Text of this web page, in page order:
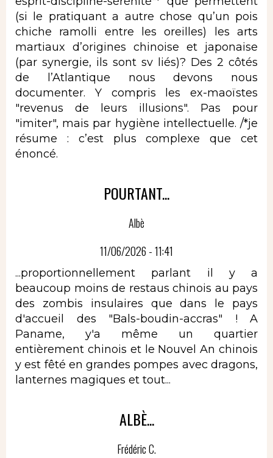
(si le pratiquant a autre chose qu’un pois
chiche ramolli entre les oreilles) les arts
martiaux d’origines chinoise et japonaise
(par synergie, ils sont sv liés)? Des 2 côtés
de l’Atlantique nous devons nous
documenter. Y compris les ex-maoïstes
"revenus de leurs illusions". Pas pour
"imiter", mais par hygiène intellectuelle. /*je
résume : c’est plus complexe que cet
énoncé.
POURTANT...
Albè
11/06/2026 - 11:41
...proportionnellement parlant il y a
beaucoup moins de restaus chinois au pays
des zombis insulaires que dans le pays
d'accueil des "Bals-boudin-accras" ! A
Paname, y'a même un quartier
entièrement chinois et le Nouvel An chinois
y est fêté en grandes pompes avec dragons,
lanternes magiques et tout...
ALBÈ...
Frédéric C.